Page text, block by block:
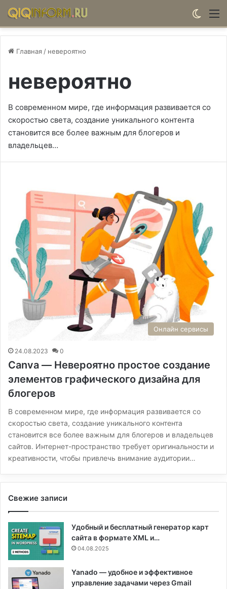
Главная / невероятно
невероятно
В современном мире, где информация развивается со
скоростью света, создание уникального контента
становится все более важным для блогеров и
владельцев…
Онлайн сервисы
24.08.2023 0
Canva — Невероятно простое создание
элементов графического дизайна для
блогеров
В современном мире, где информация развивается со
скоростью света, создание уникального контента
становится все более важным для блогеров и владельцев
сайтов. Интернет-пространство требует оригинальности и
креативности, чтобы привлечь внимание аудитории…
Свежие записи
Удобный и бесплатный генератор карт
сайта в формате XML и…
04.08.2025
Yanado — удобное и эффективное
управление задачами через Gmail